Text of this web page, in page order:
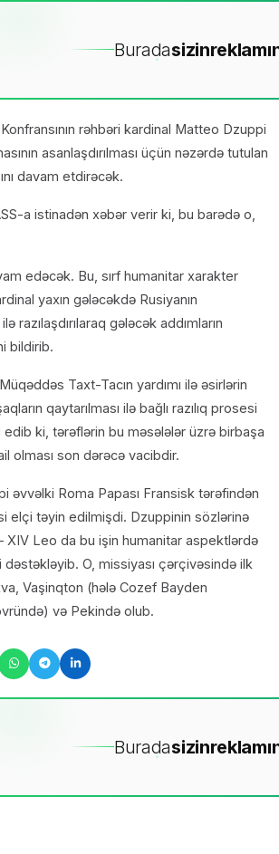
Buradasizin
rəhbəri kardinal Matteo Dzuppi
asanlaşdırılması üçün nəzərdə tutulan
davam etdirəcək.
a istinadən xəbər verir ki, bu barədə o,
edəcək. Bu, sırf humanitar xarakter
yaxın gələcəkdə Rusiyanın
razılaşdırılaraq gələcək addımların
bildirib.
Taxt-Tacın yardımı ilə əsirlərin
qaytarılması ilə bağlı razılıq prosesi
ki, tərəflərin bu məsələlər üzrə birbaşa
olması son dərəcə vacibdir.
əvvəlki Roma Papası Fransisk tərəfindən
elçi təyin edilmişdi. Dzuppinin sözlərinə
XIV Leo da bu işin humanitar aspektlərdə
O, missiyası çərçivəsində ilk
Vaşinqton (hələ Cozef Bayden
və Pekində olub.
Buradasizin